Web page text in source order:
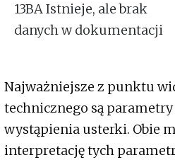
13BA Istnieje, ale brak
danych w dokumentacji
Najważniejsze z punktu
technicznego są
wystąpienia usterki. Obie
interpretację tych